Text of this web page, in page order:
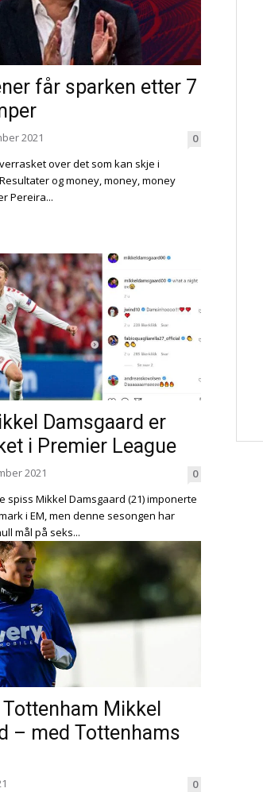
får sparken etter 7
2021
0
over det som kan skje i
og money, money, money
Pereira...
Damsgaard er
i Premier League
2021
0
spiss Mikkel Damsgaard (21) imponerte
i EM, men denne sesongen har
mål på seks...
Mikkel
– med Tottenhams
0